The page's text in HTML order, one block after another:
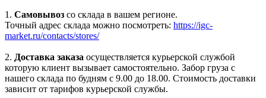
1. Самовывоз со склада в вашем регионе.
Точный адрес склада можно посмотреть: https://igc-
market.ru/contacts/stores/
2. Доставка заказа осуществляется курьерской службой
которую клиент вызывает самостоятельно. Забор груза с
нашего склада по будням с 9.00 до 18.00. Стоимость доставки
зависит от тарифов курьерской службы.